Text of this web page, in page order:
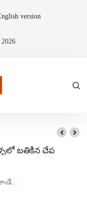
version
2026
బతికిన చేప